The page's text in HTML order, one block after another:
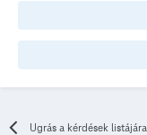
Ugrás a kérdések listájára